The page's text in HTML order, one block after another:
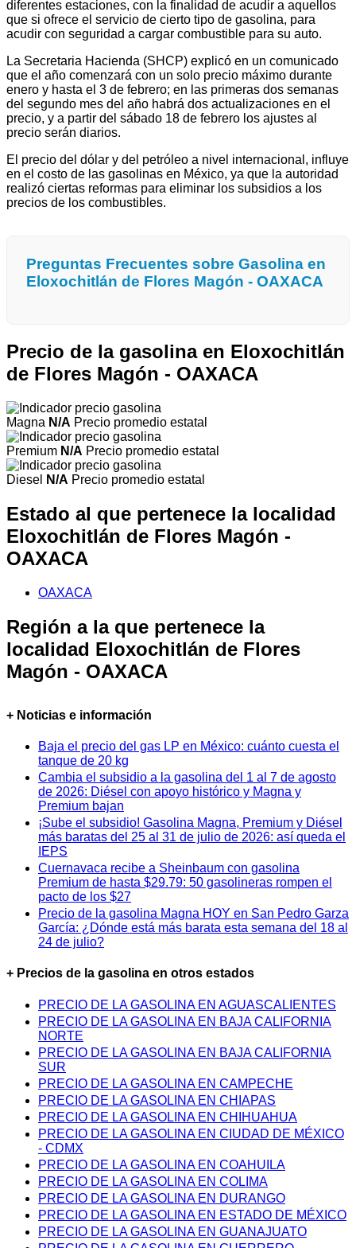
diferentes estaciones, con la finalidad de acudir a aquellos
que si ofrece el servicio de cierto tipo de gasolina, para
acudir con seguridad a cargar combustible para su auto.
La Secretaria Hacienda (SHCP) explicó en un comunicado
que el año comenzará con un solo precio máximo durante
enero y hasta el 3 de febrero; en las primeras dos semanas
del segundo mes del año habrá dos actualizaciones en el
precio, y a partir del sábado 18 de febrero los ajustes al
precio serán diarios.
El precio del dólar y del petróleo a nivel internacional, influye
en el costo de las gasolinas en México, ya que la autoridad
realizó ciertas reformas para eliminar los subsidios a los
precios de los combustibles.
Preguntas Frecuentes sobre Gasolina en
Eloxochitlán de Flores Magón - OAXACA
Precio de la gasolina en Eloxochitlán
de Flores Magón - OAXACA
Magna N/A Precio promedio estatal
Premium N/A Precio promedio estatal
Diesel N/A Precio promedio estatal
Estado al que pertenece la localidad
Eloxochitlán de Flores Magón -
OAXACA
OAXACA
Región a la que pertenece la
localidad Eloxochitlán de Flores
Magón - OAXACA
+ Noticias e información
Baja el precio del gas LP en México: cuánto cuesta el
tanque de 20 kg
Cambia el subsidio a la gasolina del 1 al 7 de agosto
de 2026: Diésel con apoyo histórico y Magna y
Premium bajan
¡Sube el subsidio! Gasolina Magna, Premium y Diésel
más baratas del 25 al 31 de julio de 2026: así queda el
IEPS
Cuernavaca recibe a Sheinbaum con gasolina
Premium de hasta $29.79: 50 gasolineras rompen el
pacto de los $27
Precio de la gasolina Magna HOY en San Pedro Garza
García: ¿Dónde está más barata esta semana del 18 al
24 de julio?
+ Precios de la gasolina en otros estados
PRECIO DE LA GASOLINA EN AGUASCALIENTES
PRECIO DE LA GASOLINA EN BAJA CALIFORNIA
NORTE
PRECIO DE LA GASOLINA EN BAJA CALIFORNIA
SUR
PRECIO DE LA GASOLINA EN CAMPECHE
PRECIO DE LA GASOLINA EN CHIAPAS
PRECIO DE LA GASOLINA EN CHIHUAHUA
PRECIO DE LA GASOLINA EN CIUDAD DE MÉXICO
- CDMX
PRECIO DE LA GASOLINA EN COAHUILA
PRECIO DE LA GASOLINA EN COLIMA
PRECIO DE LA GASOLINA EN DURANGO
PRECIO DE LA GASOLINA EN ESTADO DE MÉXICO
PRECIO DE LA GASOLINA EN GUANAJUATO